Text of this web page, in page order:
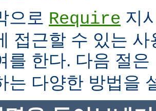
으로 Require 지
접근할 수 있는
를 한다. 다음 절은
는 다양한 방법을